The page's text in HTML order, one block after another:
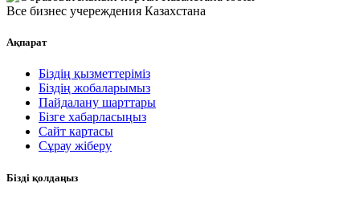
Все бизнес учереждения Казахстана
Ақпарат
Біздің қызметтеріміз
Біздің жобаларымыз
Пайдалану шарттары
Бізге хабарласыңыз
Сайт картасы
Сұрау жіберу
Бізді қолдаңыз